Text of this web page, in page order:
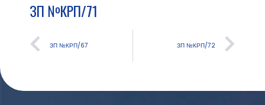
ЗП №КРП/71
ЗП №КРП/67 ЗП №КРП/72